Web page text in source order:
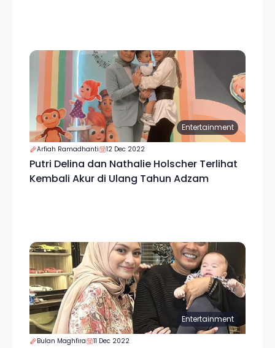
Entertainment
Arfiah Ramadhanti 12 Dec 2022
Putri Delina dan Nathalie Holscher Terlihat
Kembali Akur di Ulang Tahun Adzam
Entertainment
Bulan Maghfira 11 Dec 2022